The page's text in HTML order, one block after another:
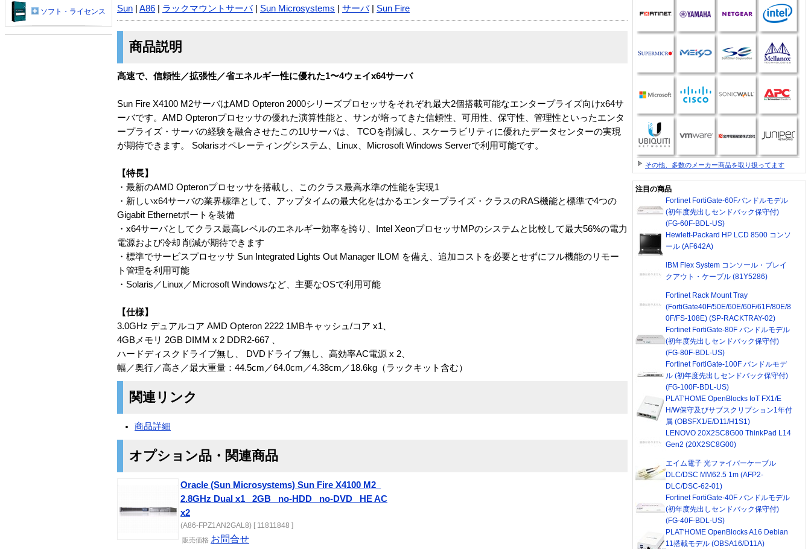
Sun
A86 ラックマウントサーバ| Sun Microsystems サーバ| Sun Fire
商品説明
高速で、信頼性／拡張性／省エネルギー性に優れた1〜4ウェイx64サーバ
Sun Fire X4100 M2サーバはAMD Opteron 2000シリーズプロセッサをそれぞれ最大2個搭載可能なエンタープライズ向けx64サ
ーバです。AMD Opteronプロセッサの優れた演算性能と、サンが培ってきた信頼性、可用性、保守性、管理性といったエンタ
ープライズ・サーバの経験を融合させたこの1Uサーバは、 TCOを削減し、スケーラビリティに優れたデータセンターの実現
が期待できます。 Solarisオペレーティングシステム、Linux、Microsoft Windows Serverで利用可能です。
【特長】
・最新のAMD Opteronプロセッサを搭載し、このクラス最高水準の性能を実現1
・新しいx64サーバの業界標準として、アップタイムの最大化をはかるエンタープライズ・クラスのRAS機能と標準で4つの
Gigabit Ethernetポートを装備
・x64サーバとしてクラス最高レベルのエネルギー効率を誇り、Intel XeonプロセッサMPのシステムと比較して最大56%の電力
電源および冷却 削減が期待できます
・標準でサービスプロセッサ Sun Integrated Lights Out Manager ILOM を備え、追加コストを必要とせずにフル機能のリモー
ト管理を利用可能
・Solaris／Linux／Microsoft Windowsなど、主要なOSで利用可能
【仕様】
3.0GHz デュアルコア AMD Opteron 2222 1MBキャッシュ/コア x1、
4GBメモリ 2GB DIMM x 2 DDR2-667 、
ハードディスクドライブ無し、 DVDドライブ無し、高効率AC電源 x 2、
幅／奥行／高さ／最大重量：44.5cm／64.0cm／4.38cm／18.6kg（ラックキット含む）
関連リンク
商品詳細
オプション品・関連商品
Oracle (Sun Microsystems) Sun Fire X4100 M2_
2.8GHz Dual x1_ 2GB_ no-HDD_ no-DVD_ HE AC
x2
(A86-FPZ1AN2GAL8) [ 11811848 ]
販売価格 お問合せ
ソフト・ライセンス
その他、多数のメーカー商品を取り扱ってます
注目の商品
Fortinet FortiGate-60Fバンドルモデル
(初年度先出しセンドバック保守付)
(FG-60F-BDL-US)
Hewlett-Packard HP LCD 8500 コンソ
ール (AF642A)
IBM Flex System コンソール・ブレイ
クアウト・ケーブル (81Y5286)
Fortinet Rack Mount Tray
(FortiGate40F/50E/60E/60F/61F/80E/8
0F/FS-108E) (SP-RACKTRAY-02)
Fortinet FortiGate-80F バンドルモデル
(初年度先出しセンドバック保守付)
(FG-80F-BDL-US)
Fortinet FortiGate-100F バンドルモデ
ル (初年度先出しセンドバック保守付)
(FG-100F-BDL-US)
PLAT'HOME OpenBlocks IoT FX1/E
H/W保守及びサブスクリプション1年付
属 (OBSFX1/E/D11/H1S1)
LENOVO 20X2SC8G00 ThinkPad L14
Gen2 (20X2SC8G00)
エイム電子 光ファイバーケーブル
DLC/DSC MM62.5 1m (AFP2-
DLC/DSC-62-01)
Fortinet FortiGate-40F バンドルモデル
(初年度先出しセンドバック保守付)
(FG-40F-BDL-US)
PLAT'HOME OpenBlocks A16 Debian
11搭載モデル (OBSA16/D11A)